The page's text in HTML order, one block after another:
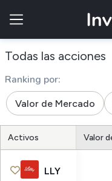
Todas las acciones
Ranking por:
Valor de Mercado
Activos Valor
LLY